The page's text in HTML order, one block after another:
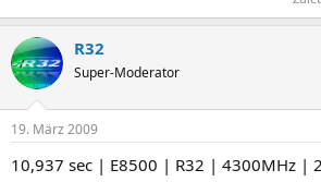
R32
Super-Moderator
19. März 2009
10,937 sec | E8500 | R32 | 4300MHz |